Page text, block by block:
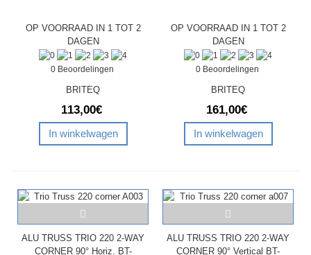
OP VOORRAAD IN 1 TOT 2
DAGEN
0 Beoordelingen
BRITEQ
113,00€
In winkelwagen
OP VOORRAAD IN 1 TOT 2
DAGEN
0 Beoordelingen
BRITEQ
161,00€
In winkelwagen
ALU TRUSS TRIO 220 2-WAY
CORNER 90° Horiz. BT-
ALU TRUSS TRIO 220 2-WAY
CORNER 90° Vertical BT-